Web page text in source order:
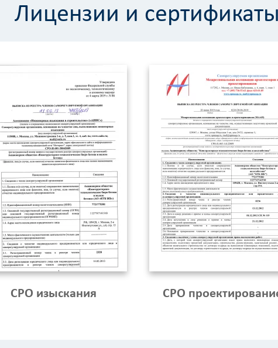
Лицензии и сертификаты
СРО изыскания СРО